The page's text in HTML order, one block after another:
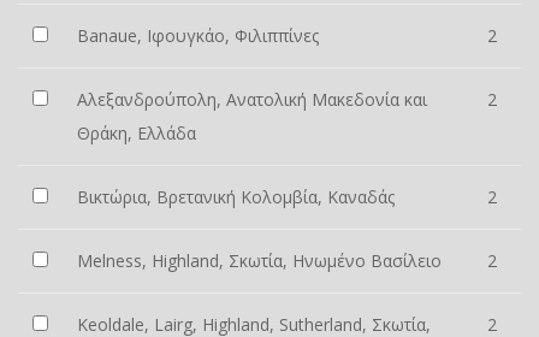
Banaue, Ιφουγκάο, Φιλιππίνες 2
Αλεξανδρούπολη, Ανατολική Μακεδονία και
Θράκη, Ελλάδα
2
Βικτώρια, Βρετανική Κολομβία, Καναδάς 2
Melness, Highland, Σκωτία, Ηνωμένο Βασίλειο 2
Keoldale, Lairg, Highland, Sutherland, Σκωτία,
2